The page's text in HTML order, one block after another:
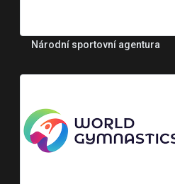
Národní sportovní agentura